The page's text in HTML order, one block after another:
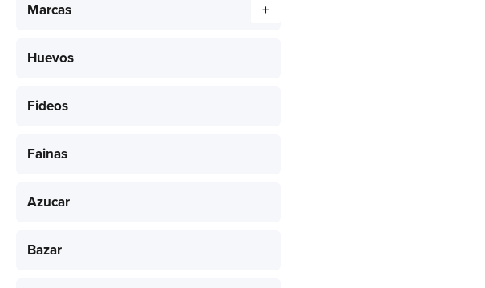
Marcas +
Huevos
Fideos
Fainas
Azucar
Bazar